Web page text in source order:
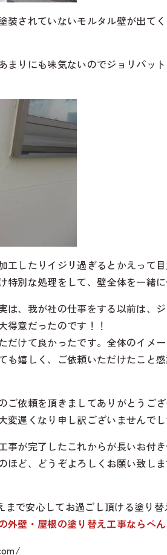
装されていないモルタル壁が出て
まりにも味気ないのでジョリパッ
工したりイジリ過ぎるとかえって
特別な処理をして、壁全体を一緒
は、我が社の仕事をする以前は、
得意だったのです！！
だけて良かったです。全体のイメ
も嬉しく、ご依頼いただけたこと感
ご依頼を頂きましてありがとうござ
変遅くなり申し訳ございませんで
事が完了したこれからが長いお付
ほど、どうぞよろしくお願い致しま
まで安心してお過ごし頂ける塗り
外壁・屋根の塗り替え工事ならぺ